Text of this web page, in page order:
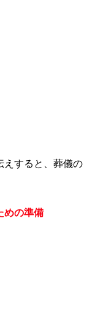
えすると、葬儀の
めの準備